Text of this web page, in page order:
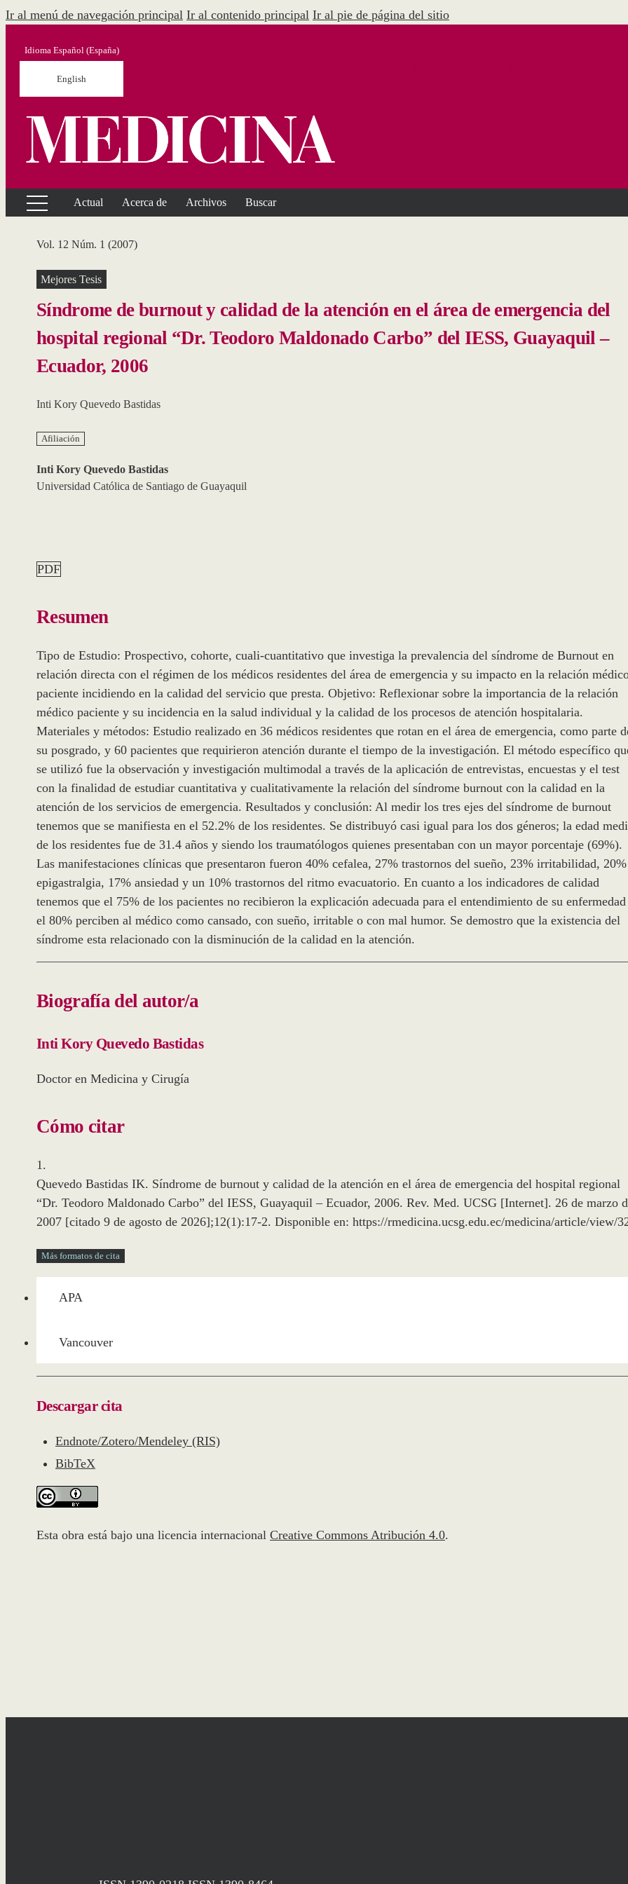
Ir al menú de navegación principal Ir al contenido principal Ir al pie de página del sitio
Idioma Español (España)
English
Actual Acerca de Archivos Buscar
Vol. 12 Núm. 1 (2007)
Mejores Tesis
Síndrome de burnout y calidad de la atención en el área de emergencia del
hospital regional “Dr. Teodoro Maldonado Carbo” del IESS, Guayaquil –
Ecuador, 2006
Inti Kory Quevedo Bastidas
Afiliación
Inti Kory Quevedo Bastidas
Universidad Católica de Santiago de Guayaquil
PDF
Resumen
Tipo de Estudio: Prospectivo, cohorte, cuali-cuantitativo que investiga la prevalencia del síndrome de Burnout en
relación directa con el régimen de los médicos residentes del área de emergencia y su impacto en la relación
paciente incidiendo en la calidad del servicio que presta. Objetivo: Reflexionar sobre la importancia de la relación
médico paciente y su incidencia en la salud individual y la calidad de los procesos de atención hospitalaria.
Materiales y métodos: Estudio realizado en 36 médicos residentes que rotan en el área de emergencia, como parte
su posgrado, y 60 pacientes que requirieron atención durante el tiempo de la investigación. El método específico
se utilizó fue la observación y investigación multimodal a través de la aplicación de entrevistas, encuestas y el test
con la finalidad de estudiar cuantitativa y cualitativamente la relación del síndrome burnout con la calidad en la
atención de los servicios de emergencia. Resultados y conclusión: Al medir los tres ejes del síndrome de burnout
tenemos que se manifiesta en el 52.2% de los residentes. Se distribuyó casi igual para los dos géneros; la edad
de los residentes fue de 31.4 años y siendo los traumatólogos quienes presentaban con un mayor porcentaje (69%).
Las manifestaciones clínicas que presentaron fueron 40% cefalea, 27% trastornos del sueño, 23% irritabilidad, 20%
epigastralgia, 17% ansiedad y un 10% trastornos del ritmo evacuatorio. En cuanto a los indicadores de calidad
tenemos que el 75% de los pacientes no recibieron la explicación adecuada para el entendimiento de su
el 80% perciben al médico como cansado, con sueño, irritable o con mal humor. Se demostro que la existencia del
síndrome esta relacionado con la disminución de la calidad en la atención.
Biografía del autor/a
Inti Kory Quevedo Bastidas
Doctor en Medicina y Cirugía
Cómo citar
1.
Quevedo Bastidas IK. Síndrome de burnout y calidad de la atención en el área de emergencia del hospital regional
“Dr. Teodoro Maldonado Carbo” del IESS, Guayaquil – Ecuador, 2006. Rev. Med. UCSG [Internet]. 26 de marzo
2007 [citado 9 de agosto de 2026];12(1):17-2. Disponible en: https://rmedicina.ucsg.edu.ec/medicina/article/view/
Más formatos de cita
APA
Vancouver
Descargar cita
Endnote/Zotero/Mendeley (RIS)
BibTeX
Esta obra está bajo una licencia internacional Creative Commons Atribución 4.0.